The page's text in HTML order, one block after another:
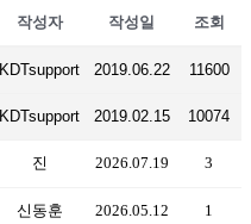
작성자 작성일 조회
KDTsupport 2019.06.22 11600
KDTsupport 2019.02.15 10074
진 2026.07.19 3
신동훈 2026.05.12 1